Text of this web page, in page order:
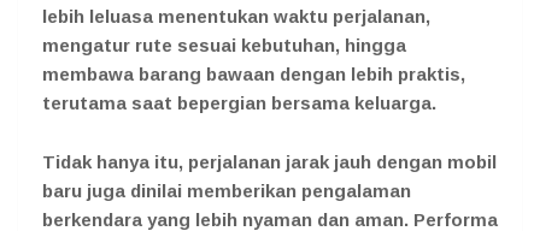
lebih leluasa menentukan waktu perjalanan,
mengatur rute sesuai kebutuhan, hingga
membawa barang bawaan dengan lebih praktis,
terutama saat bepergian bersama keluarga.
Tidak hanya itu, perjalanan jarak jauh dengan mobil
baru juga dinilai memberikan pengalaman
berkendara yang lebih nyaman dan aman. Performa